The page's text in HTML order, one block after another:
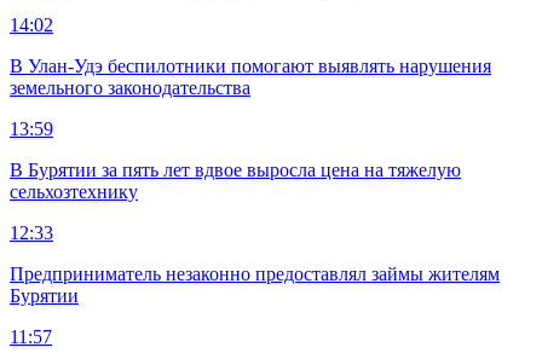
14:02
В Улан-Удэ беспилотники помогают выявлять нарушения
земельного законодательства
13:59
В Бурятии за пять лет вдвое выросла цена на тяжелую
сельхозтехнику
12:33
Предприниматель незаконно предоставлял займы жителям
Бурятии
11:57